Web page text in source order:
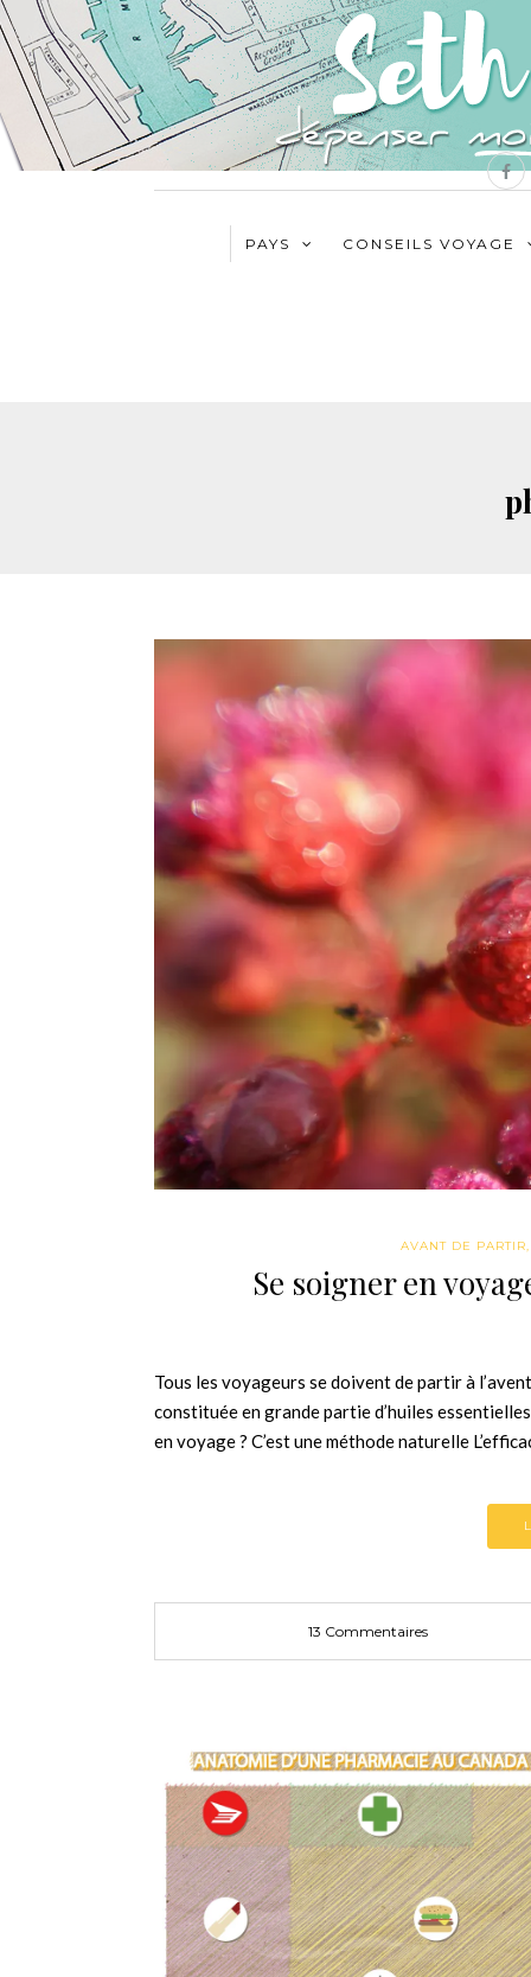
PAYS CONSEILS VOYAGE
AVANT DE PARTIR
Se soigner en
Tous les voyageurs se doivent de partir à
constituée en grande partie d’huiles
en voyage ? C’est une méthode naturelle
13 Commentaires